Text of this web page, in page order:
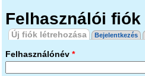
Felhasználói fiók
Elsődleges fülek
Új fiók létrehozása(aktív fül)
Bejelentkezés
Felhasználónév *